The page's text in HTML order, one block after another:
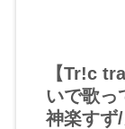
【Tr!c
いで歌っ
神楽すず